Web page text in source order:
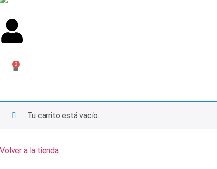
0
Tu carrito está vacío.
Volver a la tienda